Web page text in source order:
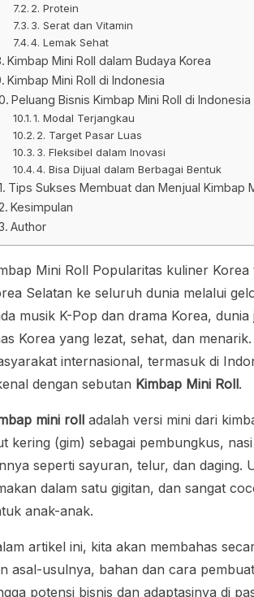
2. Protein
3. Serat dan Vitamin
4. Lemak Sehat
Kimbap Mini Roll dalam Budaya Korea
Kimbap Mini Roll di Indonesia
Peluang Bisnis Kimbap Mini Roll di Indonesia
1. Modal Terjangkau
2. Target Pasar Luas
3. Fleksibel dalam Inovasi
4. Bisa Dijual dalam Berbagai Bentuk
Tips Sukses Membuat dan Menjual Kimbap
Kesimpulan
Author
Mini Roll Popularitas kuliner
Selatan ke seluruh dunia melalui
musik K-Pop dan drama Korea,
Korea yang lezat, sehat, dan
internasional, termasuk di
dengan sebutan Kimbap Mini Roll.
mini roll adalah versi mini dari
kering (gim) sebagai pembungkus,
seperti sayuran, telur, dan daging.
dalam satu gigitan, dan sangat
anak-anak.
artikel ini, kita akan membahas
asal-usulnya, bahan dan cara
potensi bisnis dan adaptasinya di